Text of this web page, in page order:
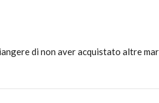
di non aver acquistato altre